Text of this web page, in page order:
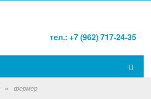
тел.: +7 (962) 717-24-35
» фермер